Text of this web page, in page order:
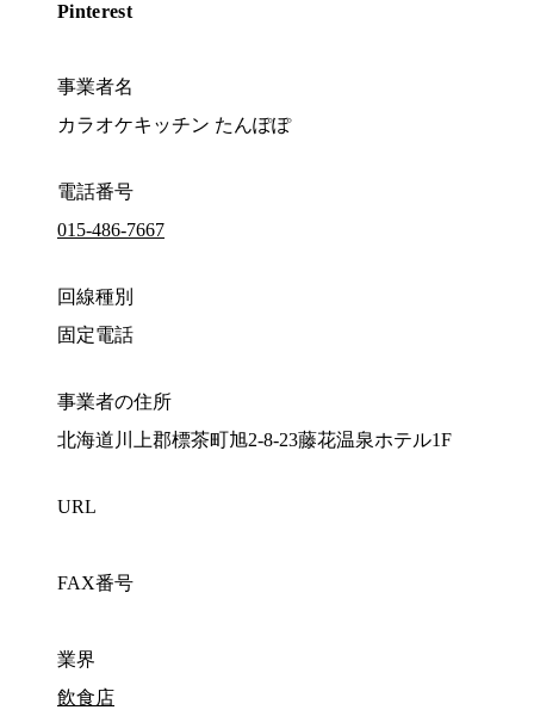
Pinterest
事業者名
カラオケキッチン たんぽぽ
電話番号
015-486-7667
回線種別
固定電話
事業者の住所
北海道川上郡標茶町旭2-8-23藤花温泉ホテル1F
URL
FAX番号
業界
飲食店